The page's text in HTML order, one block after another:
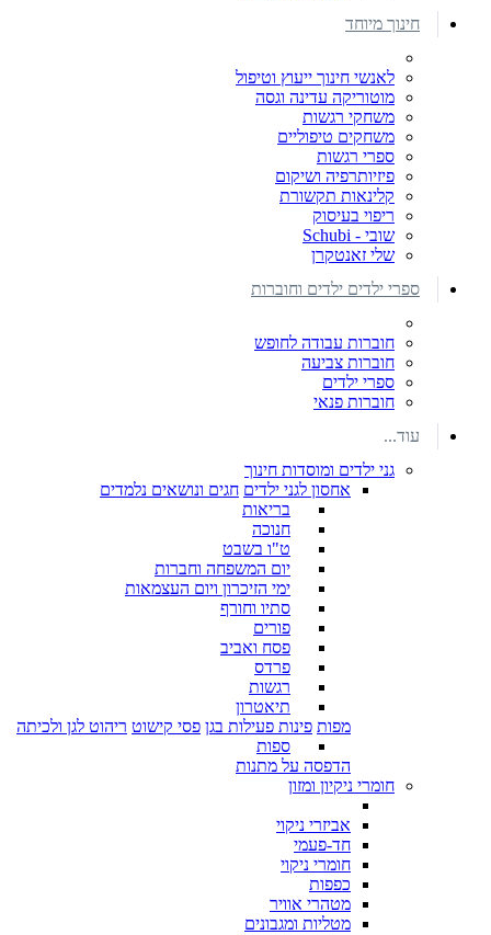
חינוך מיוחד
לאנשי חינוך ייעוץ וטיפול
מוטוריקה עדינה וגסה
משחקי רגשות
משחקים טיפוליים
ספרי רגשות
פיזיותרפיה ושיקום
קלינאות תקשורת
ריפוי בעיסוק
שובי - Schubi
שלי זאנטקרן
ספרי ילדים ילדים וחוברות
חוברות עבודה לחופש
חוברות צביעה
ספרי ילדים
חוברות פנאי
עוד...
גני ילדים ומוסדות חינוך
אחסון לגני ילדים חגים ונושאים נלמדים
בריאות
חנוכה
ט"ו בשבט
יום המשפחה וחברות
ימי הזיכרון ויום העצמאות
סתיו וחורף
פורים
פסח ואביב
פרדס
רגשות
תיאטרון
מפות פינות פעילות בגן פסי קישוט ריהוט לגן ולכיתה
ספות
הדפסה על מתנות
חומרי ניקיון ומזון
אביזרי ניקוי
חד-פעמי
חומרי ניקוי
כפפות
מטהרי אוויר
מטליות ומגבונים